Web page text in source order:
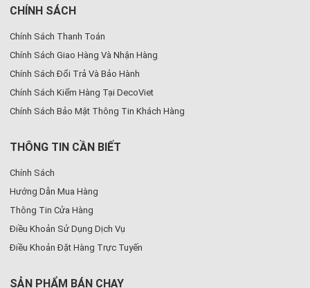
CHÍNH SÁCH
Chính Sách Thanh Toán
Chính Sách Giao Hàng Và Nhận Hàng
Chính Sách Đổi Trả Và Bảo Hành
Chính Sách Kiểm Hàng Tại DecoViet
Chính Sách Bảo Mật Thông Tin Khách Hàng
THÔNG TIN CẦN BIẾT
Chính Sách
Hướng Dẫn Mua Hàng
Thông Tin Cửa Hàng
Điều Khoản Sử Dụng Dịch Vụ
Điều Khoản Đặt Hàng Trực Tuyến
SẢN PHẨM BÁN CHẠY